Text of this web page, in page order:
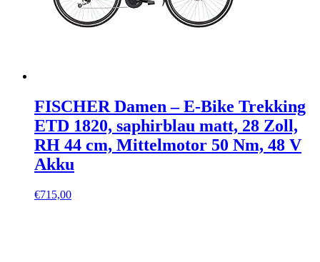
FISCHER Damen – E-Bike Trekking
ETD 1820, saphirblau matt, 28 Zoll,
RH 44 cm, Mittelmotor 50 Nm, 48 V
Akku
€715,00